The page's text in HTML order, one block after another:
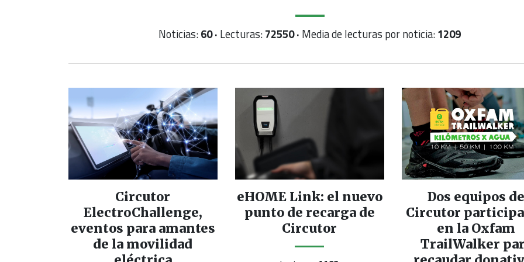
Noticias:60 · Lecturas:72550 · Media de lecturas por noticia:1209
Circutor
ElectroChallenge,
eventos para amantes
de la movilidad
eHOME Link: el nuevo
punto de recarga de
Circutor
Dos equipos
Circutor
en la Oxfam
TrailWalker